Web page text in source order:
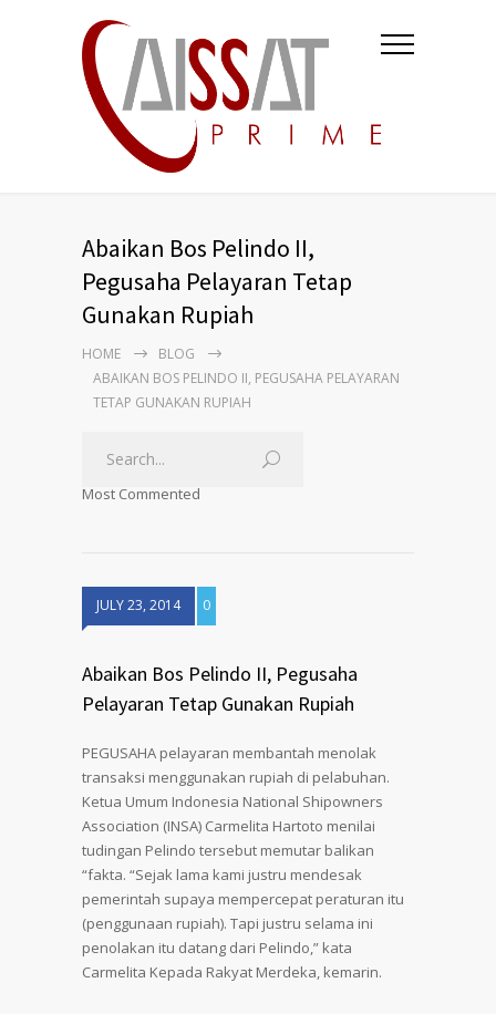
Abaikan Bos Pelindo II,
Pegusaha Pelayaran Tetap
Gunakan Rupiah
HOME
BLOG
ABAIKAN BOS PELINDO II, PEGUSAHA PELAYARAN
TETAP GUNAKAN RUPIAH
Most Commented
JULY 23, 2014 0
Abaikan Bos Pelindo II, Pegusaha
Pelayaran Tetap Gunakan Rupiah
PEGUSAHA pelayaran membantah menolak
transaksi menggunakan rupiah di pelabuhan.
Ketua Umum Indonesia National Shipowners
Association (INSA) Carmelita Hartoto menilai
tudingan Pelindo tersebut memutar balikan
“fakta. “Sejak lama kami justru mendesak
pemerintah supaya mempercepat peraturan itu
(penggunaan rupiah). Tapi justru selama ini
penolakan itu datang dari Pelindo,” kata
Carmelita Kepada Rakyat Merdeka, kemarin.